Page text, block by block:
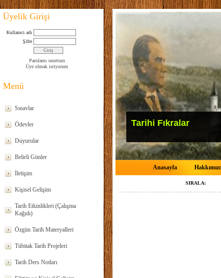
Üyelik Girişi
Kullanıcı adı
Şifre
Parolamı unuttum
Üye olmak istiyorum
Menü
Sınavlar
Ödevler
Duyurular
Belirli Günler
İletişim
Kişisel Gelişim
Tarih Etkinlikleri (Çalışma
Kağıdı)
Özgün Tarih Materyalleri
Tübitak Tarih Projeleri
Tarih Ders Notları
Tarihi Fıkralar
Anasayfa
SIRALA: